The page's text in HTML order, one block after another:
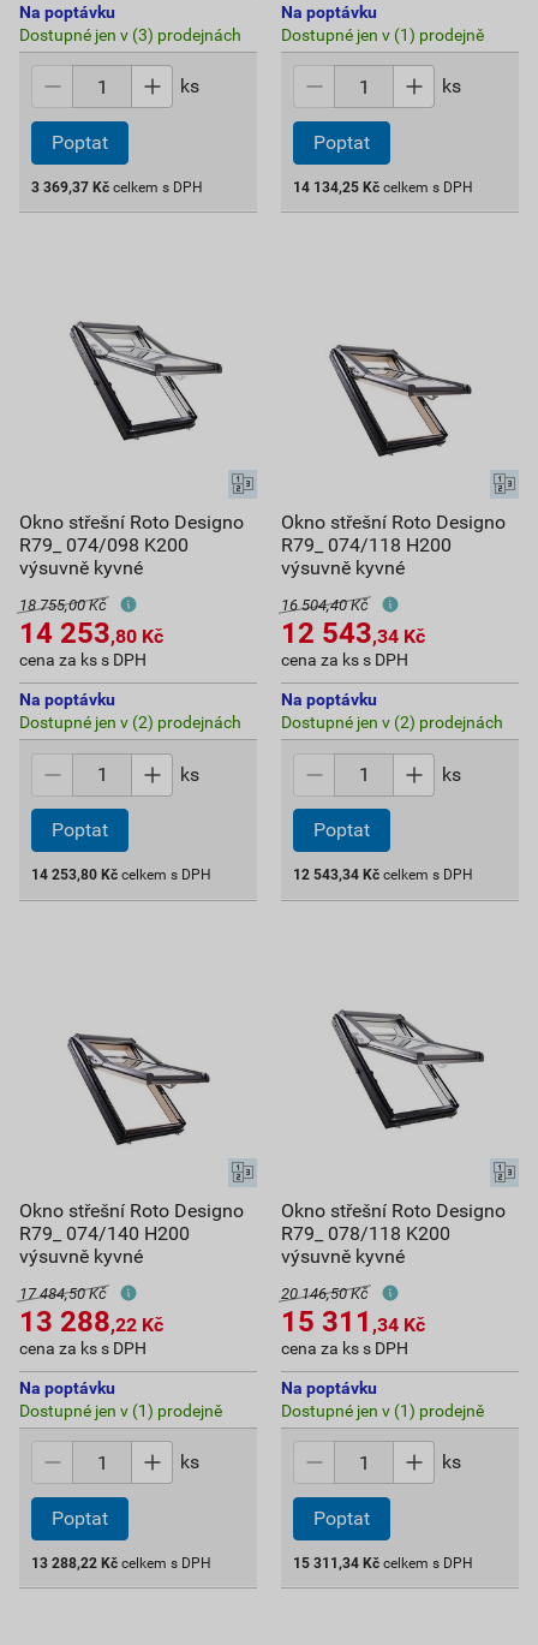
Na poptávku
Dostupné jen v (3) prodejnách
ks
Poptat
3 369,37 Kč celkem s DPH
Na poptávku
Dostupné jen v (1) prodejně
ks
Poptat
14 134,25 Kč celkem s DPH
Okno střešní Roto Designo
R79_ 074/098 K200
výsuvně kyvné
18 755,00 Kč
14 253,80 Kč
cena za ks s DPH
Na poptávku
Dostupné jen v (2) prodejnách
ks
Poptat
14 253,80 Kč celkem s DPH
Okno střešní Roto Designo
R79_ 074/118 H200
výsuvně kyvné
16 504,40 Kč
12 543,34 Kč
cena za ks s DPH
Na poptávku
Dostupné jen v (2) prodejnách
ks
Poptat
12 543,34 Kč celkem s DPH
Okno střešní Roto Designo
R79_ 074/140 H200
výsuvně kyvné
17 484,50 Kč
13 288,22 Kč
cena za ks s DPH
Na poptávku
Dostupné jen v (1) prodejně
ks
Poptat
13 288,22 Kč celkem s DPH
Okno střešní Roto Designo
R79_ 078/118 K200
výsuvně kyvné
20 146,50 Kč
15 311 ,34 Kč
cena za ks s DPH
Na poptávku
Dostupné jen v (1) prodejně
ks
Poptat
15 311,34 Kč celkem s DPH